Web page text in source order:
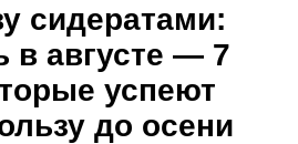
сидератами:
в августе — 7
успеют
до осени